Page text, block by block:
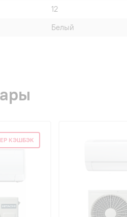
12
Белый
КЭШБЭК